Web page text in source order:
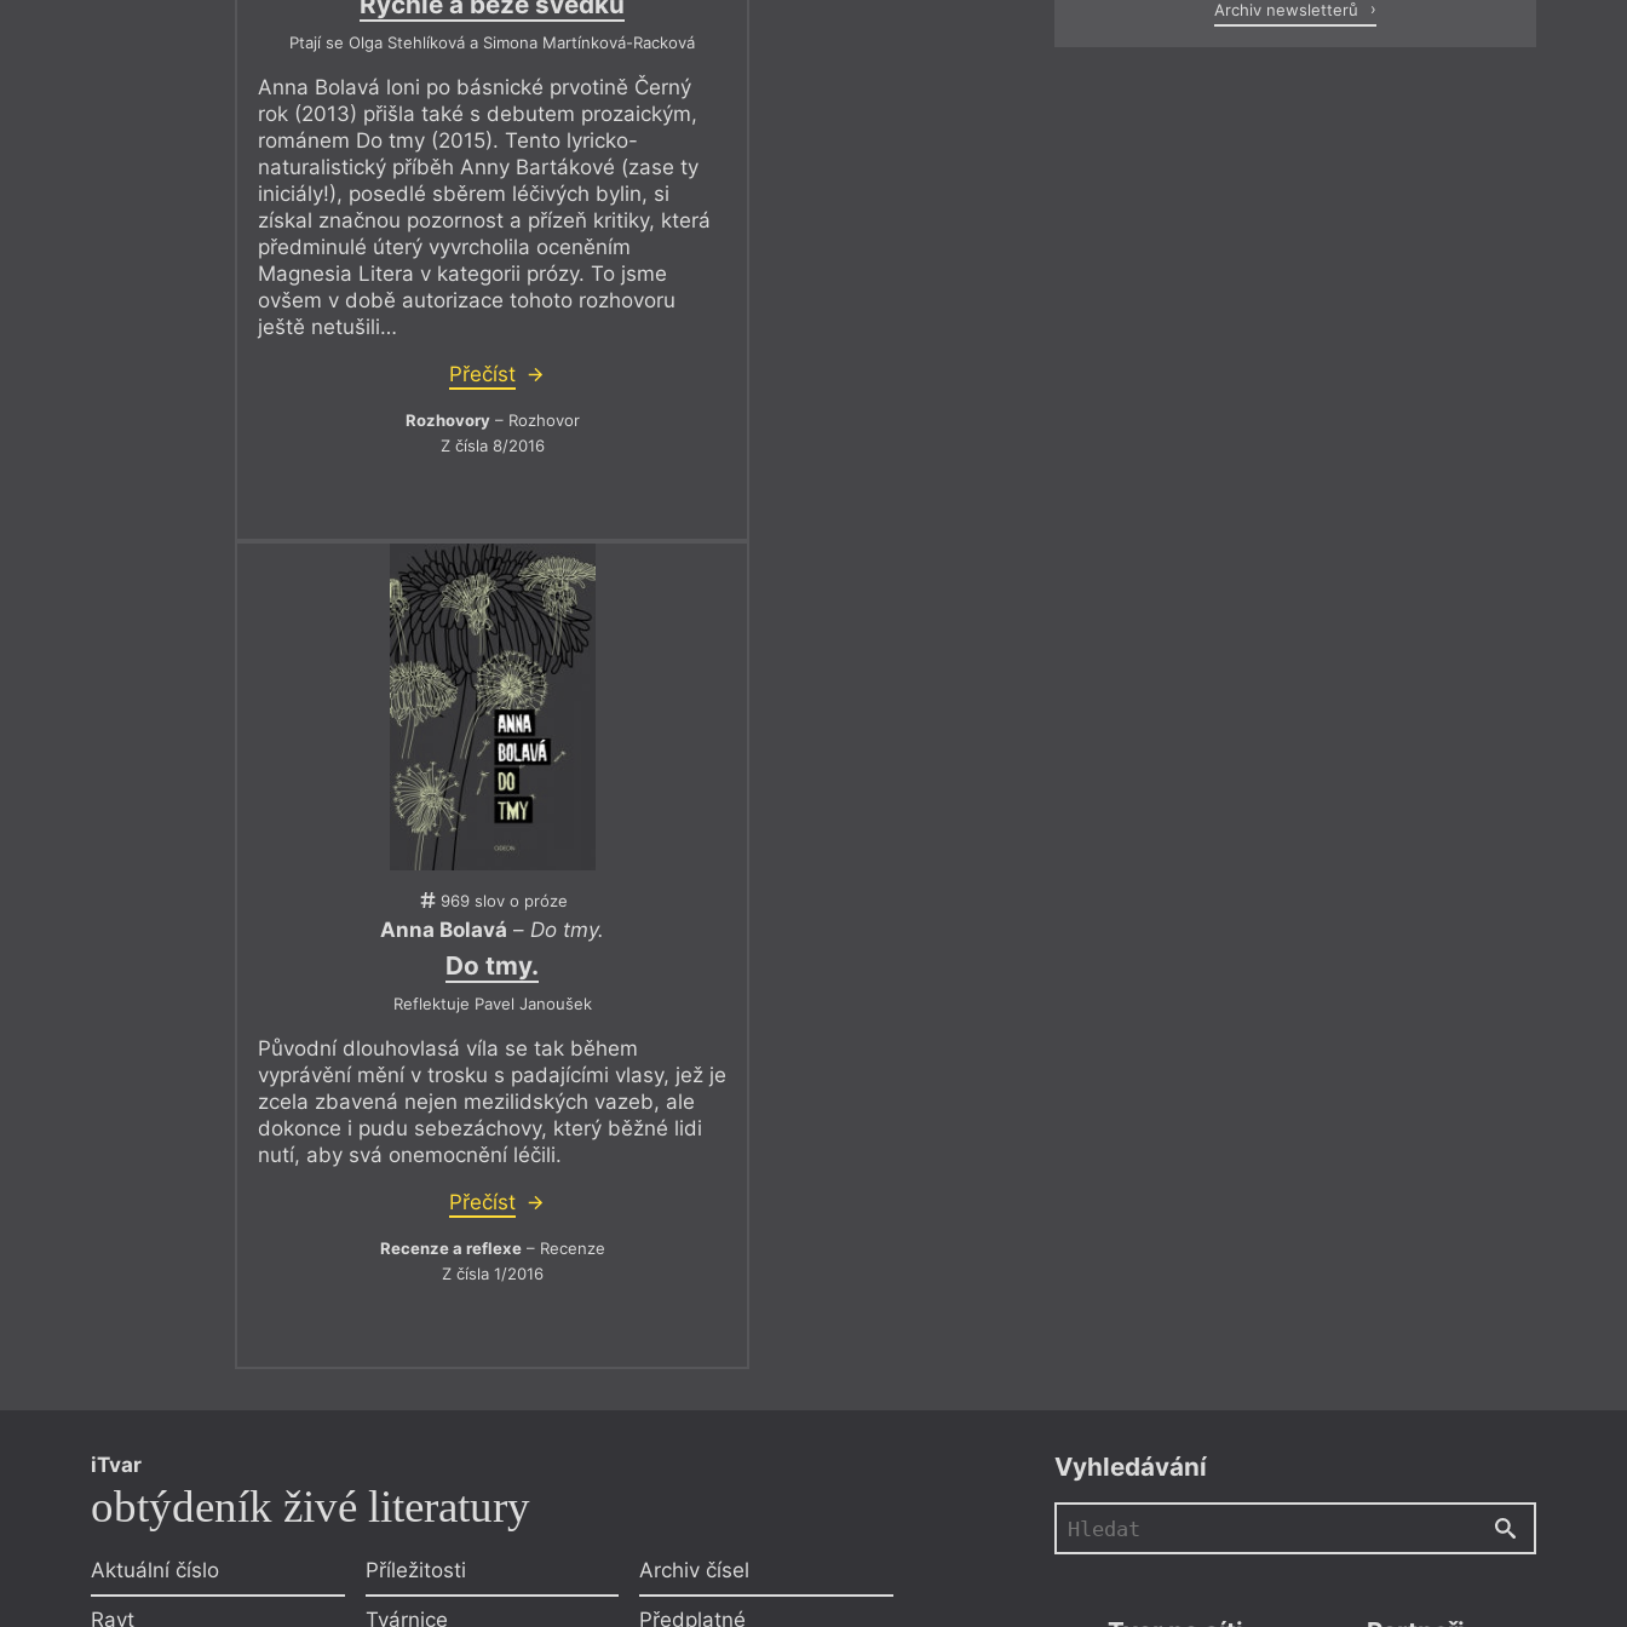
Ptají se Olga Stehlíková a Simona Martínková-Racková
Anna Bolavá loni po básnické prvotině Černý
rok (2013) přišla také s debutem prozaickým,
románem Do tmy (2015). Tento lyricko-
naturalistický příběh Anny Bartákové (zase ty
iniciály!), posedlé sběrem léčivých bylin, si
získal značnou pozornost a přízeň kritiky, která
předminulé úterý vyvrcholila oceněním
Magnesia Litera v kategorii prózy. To jsme
ovšem v době autorizace tohoto rozhovoru
ještě netušili…
Přečíst
Rozhovory– Rozhovor
Z čísla 8/2016
969 slov o próze
Anna Bolavá –Do tmy.
Do tmy.
Reflektuje Pavel Janoušek
Původní dlouhovlasá víla se tak během
vyprávění mění v trosku s padajícími vlasy, jež je
zcela zbavená nejen mezilidských vazeb, ale
dokonce i pudu sebezáchovy, který běžné lidi
nutí, aby svá onemocnění léčili.
Přečíst
Recenze a reflexe– Recenze
Z čísla 1/2016
Archiv newsletterů
iTvar
obtýdeník živé literatury
Aktuální číslo
Ravt
Příležitosti
Tvárnice
Archiv čísel
Předplatné
Vyhledávání